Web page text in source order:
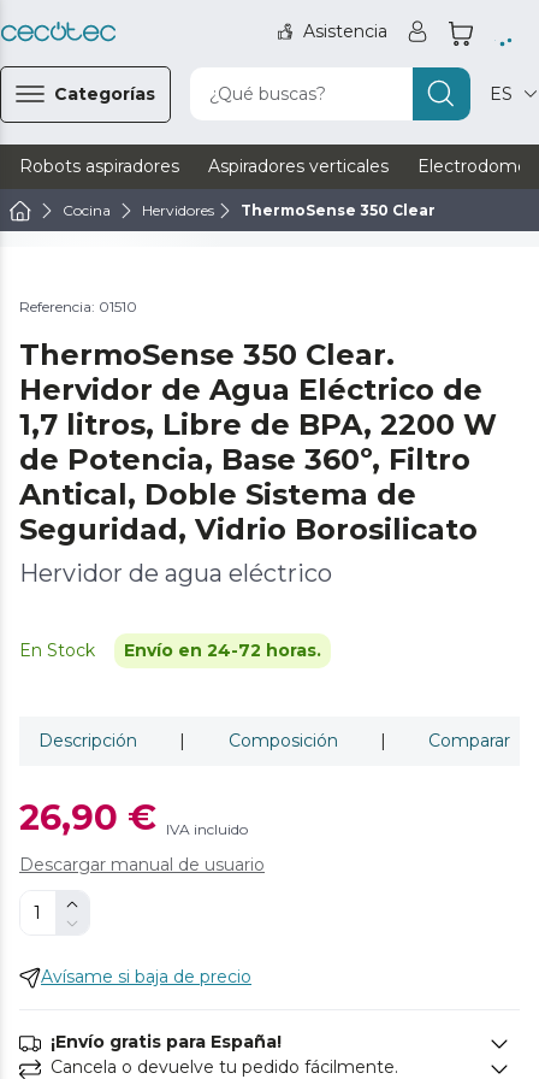
Asistencia
Categorías ¿Qué buscas? ES
Robots aspiradores Aspiradores verticales
Cocina Hervidores ThermoSense 350 Clear
Referencia: 01510
ThermoSense 350 Clear.
Hervidor de Agua Eléctrico de
1,7 litros, Libre de BPA, 2200 W
de Potencia, Base 360º, Filtro
Antical, Doble Sistema de
Seguridad, Vidrio Borosilicato
Hervidor de agua eléctrico
En Stock Envío en 24-72 horas.
Descripción | Composición | Comparar
26,90 € IVA incluido
Descargar manual de usuario
Avísame si baja de precio
¡Envío gratis para España!
Cancela o devuelve tu pedido fácilmente.